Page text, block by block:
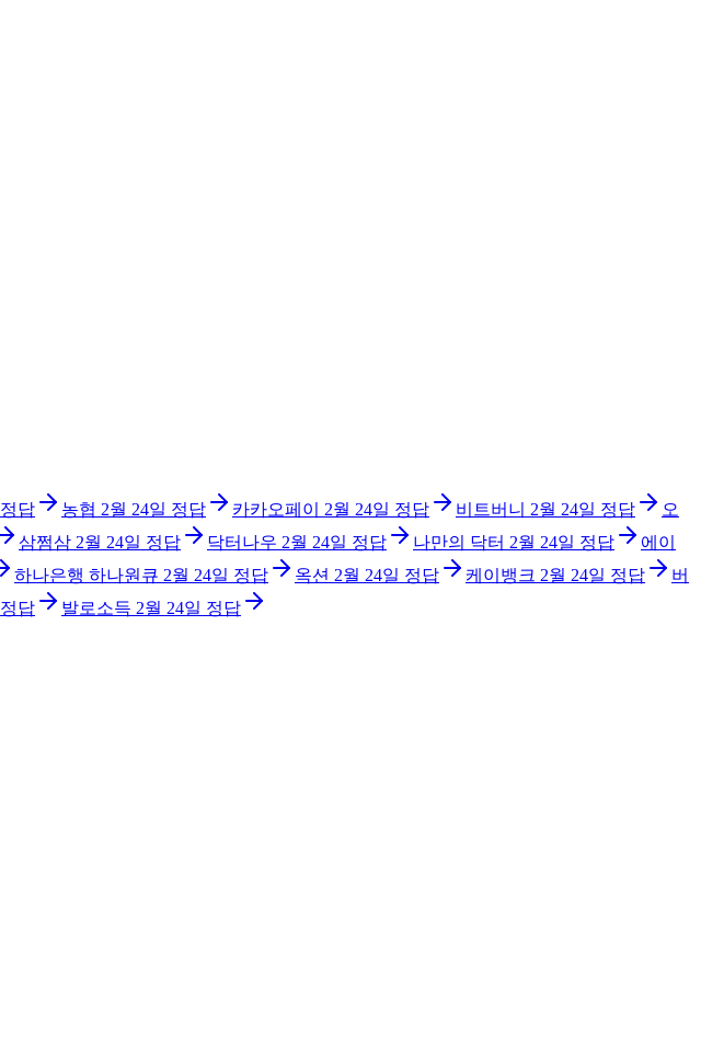
정답 농협 2월 24일 정답 카카오페이 2월 24일 정답 비트버니 2월 24일 정답
오
삼쩜삼 2월 24일 정답 닥터나우 2월 24일 정답 나만의 닥터 2월 24일 정답
에이
하나은행 하나원큐 2월 24일 정답 옥션 2월 24일 정답 케이뱅크 2월 24일 정답
버
정답 발로소득 2월 24일 정답